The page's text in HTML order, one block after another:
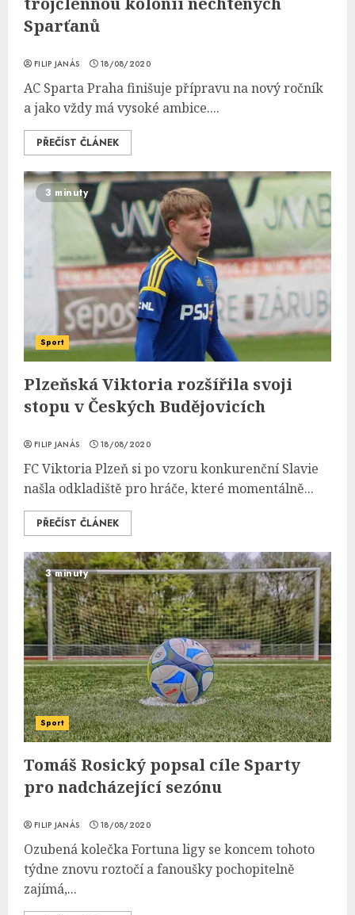
Sparťanů
FILIP JANÁS 18/08/2020
AC Sparta Praha finišuje přípravu na nový ročník
a jako vždy má vysoké ambice....
PŘEČÍST ČLÁNEK
3 minuty
Sport
Plzeňská Viktoria rozšířila svoji
stopu v Českých Budějovicích
FILIP JANÁS 18/08/2020
FC Viktoria Plzeň si po vzoru konkurenční Slavie
našla odkladiště pro hráče, které momentálně...
PŘEČÍST ČLÁNEK
3 minuty
Sport
Tomáš Rosický popsal cíle Sparty
pro nadcházející sezónu
FILIP JANÁS 18/08/2020
Ozubená kolečka Fortuna ligy se koncem tohoto
týdne znovu roztočí a fanoušky pochopitelně
zajímá,...